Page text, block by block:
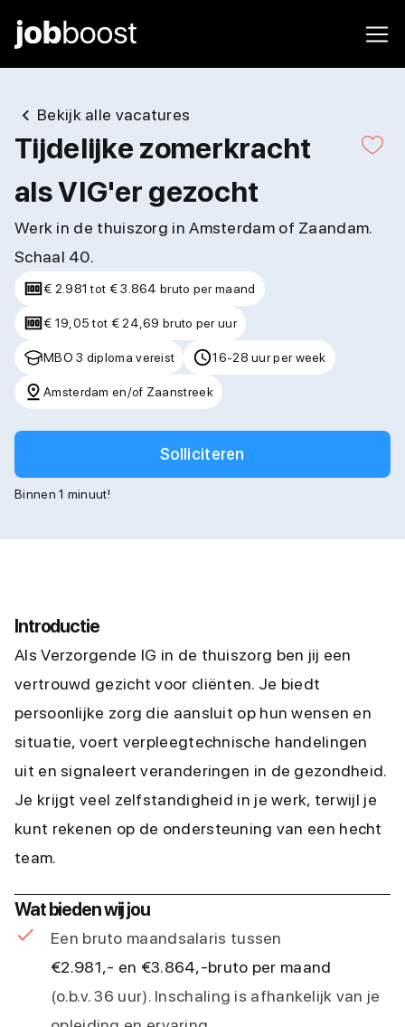
Bekijk alle vacatures
Tijdelijke zomerkracht
als VIG'er gezocht
Werk in de thuiszorg in Amsterdam of Zaandam.
Schaal 40.
€ 2.981 tot € 3.864 bruto per maand
€ 19,05 tot € 24,69 bruto per uur
MBO 3 diploma vereist 16-28 uur per week
Amsterdam en/of Zaanstreek
Solliciteren
Binnen 1 minuut!
Introductie
Als Verzorgende IG in de thuiszorg ben jij een
vertrouwd gezicht voor cliënten. Je biedt
persoonlijke zorg die aansluit op hun wensen en
situatie, voert verpleegtechnische handelingen
uit en signaleert veranderingen in de gezondheid.
Je krijgt veel zelfstandigheid in je werk, terwijl je
kunt rekenen op de ondersteuning van een hecht
team.
Wat bieden wij jou
Een bruto maandsalaris tussen
€2.981,- en €3.864,-bruto per maand
(o.b.v. 36 uur). Inschaling is afhankelijk van je